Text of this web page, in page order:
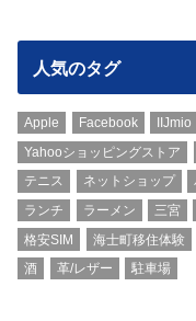
人気のタグ
Apple Facebook IIJmio
Yahooショッピングストア
テニス
ネットショップ
ランチ
ラーメン 三宮
格安SIM
海士町移住体験
酒
革/レザー 駐車場